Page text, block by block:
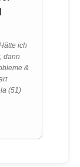
ich
dann
&
(51)